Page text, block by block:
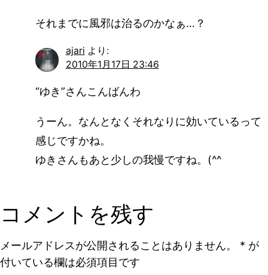
それまでに風邪は治るのかなぁ…？
ajari より:
2010年1月17日 23:46
“ゆき”さんこんばんわ
うーん。なんとなくそれなりに効いているって
感じですかね。
ゆきさんもあと少しの我慢ですね。(^^
コメントを残す
メールアドレスが公開されることはありません。 * が
付いている欄は必須項目です